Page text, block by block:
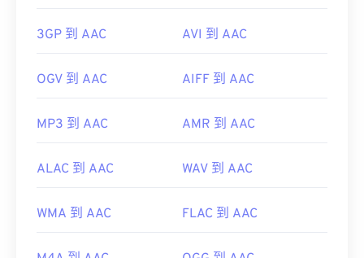
3GP 到 AAC AVI 到 AAC
OGV 到 AAC AIFF 到 AAC
MP3 到 AAC AMR 到 AAC
ALAC 到 AAC WAV 到 AAC
WMA 到 AAC FLAC 到 AAC